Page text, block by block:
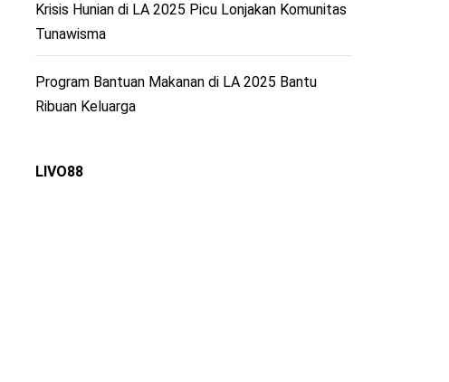
Krisis Hunian di LA 2025 Picu Lonjakan Komunitas
Tunawisma
Program Bantuan Makanan di LA 2025 Bantu
Ribuan Keluarga
LIVO88